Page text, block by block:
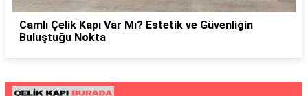
Camlı Çelik Kapı Var Mı? Estetik ve Güvenliğin
Buluştuğu Nokta